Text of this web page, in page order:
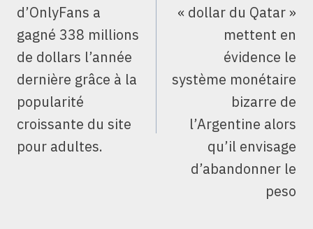
d’OnlyFans a
gagné 338 millions
de dollars l’année
dernière grâce à la
popularité
croissante du site
pour adultes.
« dollar du Qatar »
mettent en
évidence le
système monétaire
bizarre de
l’Argentine alors
qu’il envisage
d’abandonner le
peso